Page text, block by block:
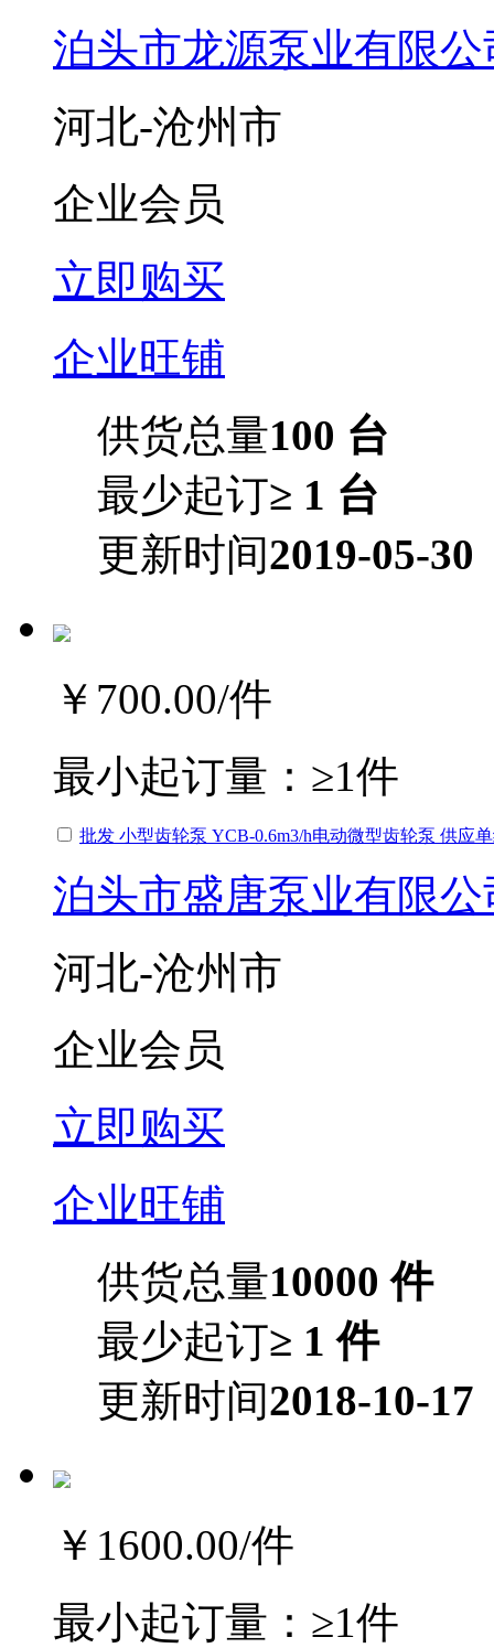
泊头市龙源泵业有限公
河北-沧州市
企业会员
立即购买
企业旺铺
供货总量100 台
最少起订≥ 1 台
更新时间2019-05-30
￥700.00/件
最小起订量： ≥1件
批发 小型齿轮泵 YCB-0.6m3/h电动微型齿轮泵 供应
泊头市盛唐泵业有限公
河北-沧州市
企业会员
立即购买
企业旺铺
供货总量10000 件
最少起订≥ 1 件
更新时间2018-10-17
￥1600.00/件
最小起订量： ≥1件